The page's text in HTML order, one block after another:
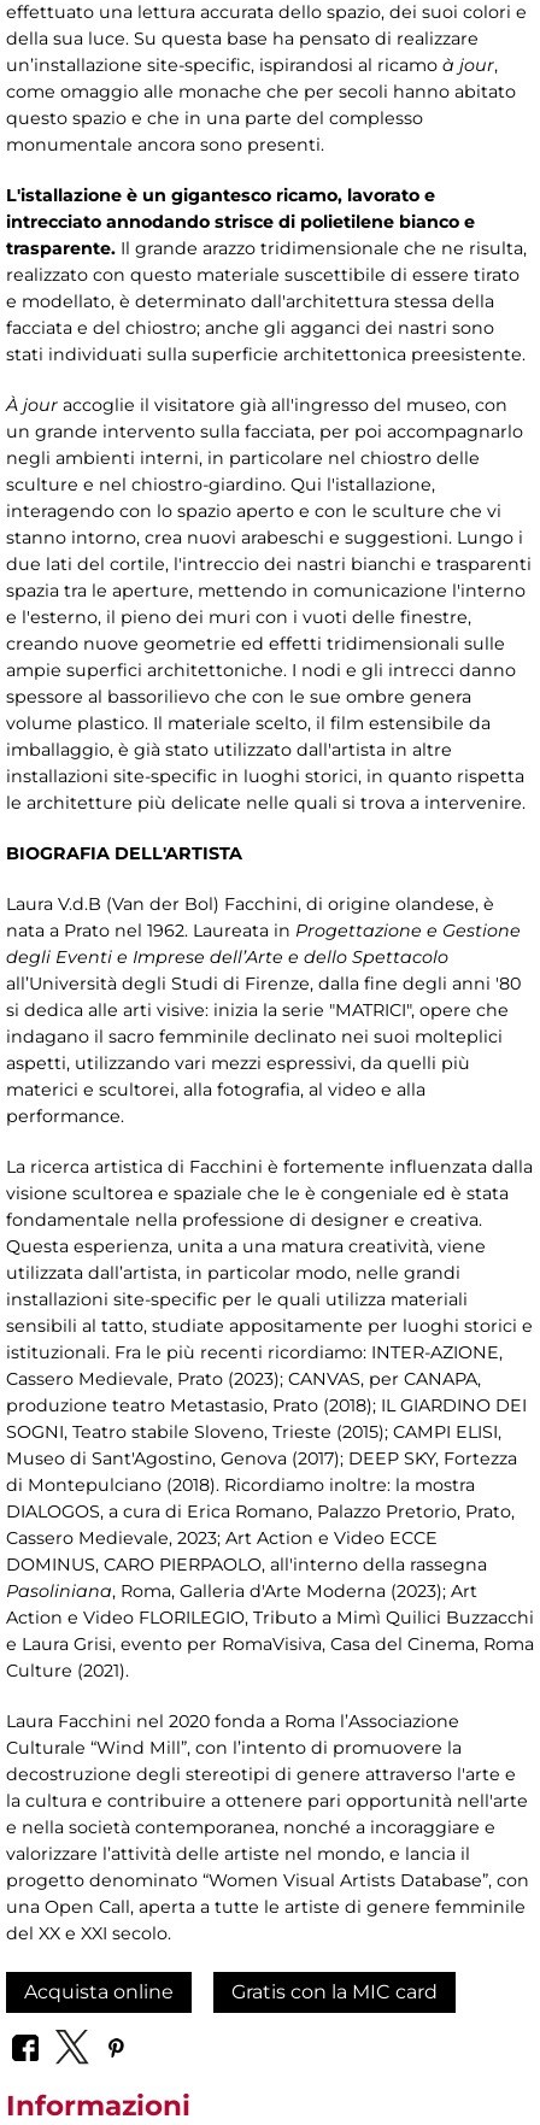
effettuato una lettura accurata dello spazio, dei suoi colori e
della sua luce. Su questa base ha pensato di realizzare
un’installazione site-specific, ispirandosi al ricamo à jour,
come omaggio alle monache che per secoli hanno abitato
questo spazio e che in una parte del complesso
monumentale ancora sono presenti.
L'istallazione è un gigantesco ricamo, lavorato e
intrecciato annodando strisce di polietilene bianco e
trasparente. Il grande arazzo tridimensionale che ne risulta,
realizzato con questo materiale suscettibile di essere tirato
e modellato, è determinato dall'architettura stessa della
facciata e del chiostro; anche gli agganci dei nastri sono
stati individuati sulla superficie architettonica preesistente.
À jour accoglie il visitatore già all'ingresso del museo, con
un grande intervento sulla facciata, per poi accompagnarlo
negli ambienti interni, in particolare nel chiostro delle
sculture e nel chiostro-giardino. Qui l'istallazione,
interagendo con lo spazio aperto e con le sculture che vi
stanno intorno, crea nuovi arabeschi e suggestioni. Lungo i
due lati del cortile, l'intreccio dei nastri bianchi e trasparenti
spazia tra le aperture, mettendo in comunicazione l'interno
e l'esterno, il pieno dei muri con i vuoti delle finestre,
creando nuove geometrie ed effetti tridimensionali sulle
ampie superfici architettoniche. I nodi e gli intrecci danno
spessore al bassorilievo che con le sue ombre genera
volume plastico. Il materiale scelto, il film estensibile da
imballaggio, è già stato utilizzato dall'artista in altre
installazioni site-specific in luoghi storici, in quanto rispetta
le architetture più delicate nelle quali si trova a intervenire.
BIOGRAFIA DELL'ARTISTA
Laura V.d.B (Van der Bol) Facchini, di origine olandese, è
nata a Prato nel 1962. Laureata in Progettazione e Gestione
degli Eventi e Imprese dell’Arte e dello Spettacolo
all’Università degli Studi di Firenze, dalla fine degli anni '80
si dedica alle arti visive: inizia la serie "MATRICI", opere che
indagano il sacro femminile declinato nei suoi molteplici
aspetti, utilizzando vari mezzi espressivi, da quelli più
materici e scultorei, alla fotografia, al video e alla
performance.
La ricerca artistica di Facchini è fortemente influenzata dalla
visione scultorea e spaziale che le è congeniale ed è stata
fondamentale nella professione di designer e creativa.
Questa esperienza, unita a una matura creatività, viene
utilizzata dall’artista, in particolar modo, nelle grandi
installazioni site-specific per le quali utilizza materiali
sensibili al tatto, studiate appositamente per luoghi storici e
istituzionali. Fra le più recenti ricordiamo: INTER-AZIONE,
Cassero Medievale, Prato (2023); CANVAS, per CANAPA,
produzione teatro Metastasio, Prato (2018); IL GIARDINO DEI
SOGNI, Teatro stabile Sloveno, Trieste (2015); CAMPI ELISI,
Museo di Sant'Agostino, Genova (2017); DEEP SKY, Fortezza
di Montepulciano (2018). Ricordiamo inoltre: la mostra
DIALOGOS, a cura di Erica Romano, Palazzo Pretorio, Prato,
Cassero Medievale, 2023; Art Action e Video ECCE
DOMINUS, CARO PIERPAOLO, all'interno della rassegna
Pasoliniana, Roma, Galleria d'Arte Moderna (2023); Art
Action e Video FLORILEGIO, Tributo a Mimì Quilici Buzzacchi
e Laura Grisi, evento per RomaVisiva, Casa del Cinema, Roma
Culture (2021).
Laura Facchini nel 2020 fonda a Roma l’Associazione
Culturale “Wind Mill”, con l’intento di promuovere la
decostruzione degli stereotipi di genere attraverso l'arte e
la cultura e contribuire a ottenere pari opportunità nell'arte
e nella società contemporanea, nonché a incoraggiare e
valorizzare l’attività delle artiste nel mondo, e lancia il
progetto denominato “Women Visual Artists Database”, con
una Open Call, aperta a tutte le artiste di genere femminile
del XX e XXI secolo.
Acquista online Gratis con la MIC card
Informazioni